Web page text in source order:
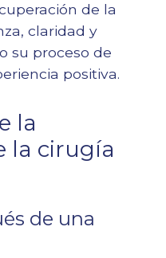
de la
claridad y
su proceso de
positiva.
la
la cirugía
de una